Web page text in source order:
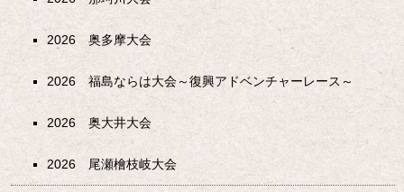
2026 奥多摩大会
2026 福島ならは大会～復興アドベンチャーレース～
2026 奥大井大会
2026 尾瀬檜枝岐大会